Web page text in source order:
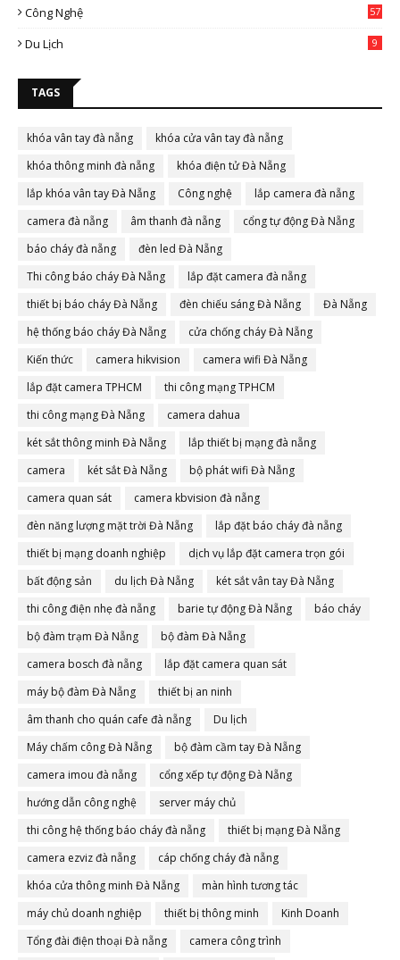
Công Nghệ 57
Du Lịch 9
TAGS
khóa vân tay đà nẵng
khóa cửa vân tay đà nẵng
khóa thông minh đà nẵng
khóa điện tử Đà Nẵng
lắp khóa vân tay Đà Nẵng
Công nghệ
lắp camera đà nẵng
camera đà nẵng
âm thanh đà nẵng
cổng tự động Đà Nẵng
báo cháy đà nẵng
đèn led Đà Nẵng
Thi công báo cháy Đà Nẵng
lắp đặt camera đà nẵng
thiết bị báo cháy Đà Nẵng
đèn chiếu sáng Đà Nẵng
Đà Nẵng
hệ thống báo cháy Đà Nẵng
cửa chống cháy Đà Nẵng
Kiến thức
camera hikvision
camera wifi Đà Nẵng
lắp đặt camera TPHCM
thi công mạng TPHCM
thi công mạng Đà Nẵng
camera dahua
két sắt thông minh Đà Nẵng
lắp thiết bị mạng đà nẵng
camera
két sắt Đà Nẵng
bộ phát wifi Đà Nẵng
camera quan sát
camera kbvision đà nẵng
đèn năng lượng mặt trời Đà Nẵng
lắp đặt báo cháy đà nẵng
thiết bị mạng doanh nghiệp
dịch vụ lắp đặt camera trọn gói
bất động sản
du lịch Đà Nẵng
két sắt vân tay Đà Nẵng
thi công điện nhẹ đà nẵng
barie tự động Đà Nẵng
báo cháy
bộ đàm trạm Đà Nẵng
bộ đàm Đà Nẵng
camera bosch đà nẵng
lắp đặt camera quan sát
máy bộ đàm Đà Nẵng
thiết bị an ninh
âm thanh cho quán cafe đà nẵng
Du lịch
Máy chấm công Đà Nẵng
bộ đàm cầm tay Đà Nẵng
camera imou đà nẵng
cổng xếp tự động Đà Nẵng
hướng dẫn công nghệ
server máy chủ
thi công hệ thống báo cháy đà nẵng
thiết bị mạng Đà Nẵng
camera ezviz đà nẵng
cáp chống cháy đà nẵng
khóa cửa thông minh Đà Nẵng
màn hình tương tác
máy chủ doanh nghiệp
thiết bị thông minh
Kinh Doanh
Tổng đài điện thoại Đà nẵng
camera công trình